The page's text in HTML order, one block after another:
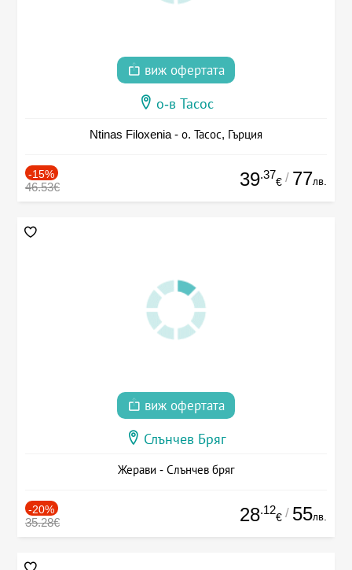
виж офертата
о-в Тасос
Ntinas Filoxenia - о. Тасос, Гърция
-15%
46.53€ 39.37
€ / 77лв.
виж офертата
Слънчев Бряг
Жерави - Слънчев бряг
-20%
35.28€ 28.12
€ / 55лв.